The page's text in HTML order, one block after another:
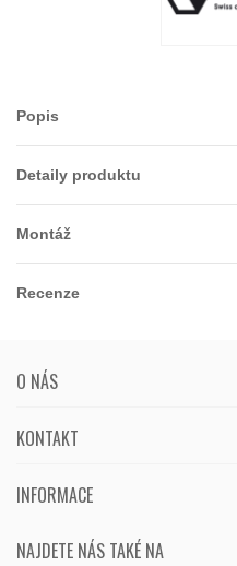
Popis
Detaily produktu
Montáž
Recenze
O NÁS
KONTAKT
NAJDETE NÁS TAKÉ NA
INFORMACE